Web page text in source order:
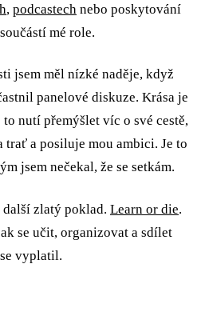
, podcastech nebo poskytování
mé role.
jsem měl nízké naděje, když
panelové diskuze. Krása je
nutí přemýšlet víc o své cestě,
trať a posiluje mou ambici. Je to
jsem nečekal, že se setkám.
zlatý poklad. Learn or die.
se učit, organizovat a sdílet
vyplatil.